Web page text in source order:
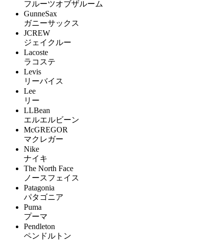
フルーツオブザルーム
GunneSax
ガニーサックス
JCREW
ジェイクルー
Lacoste
ラコステ
Levis
リーバイス
Lee
リー
LLBean
エルエルビーン
McGREGOR
マクレガー
Nike
ナイキ
The North Face
ノースフェイス
Patagonia
パタゴニア
Puma
プーマ
Pendleton
ペンドルトン